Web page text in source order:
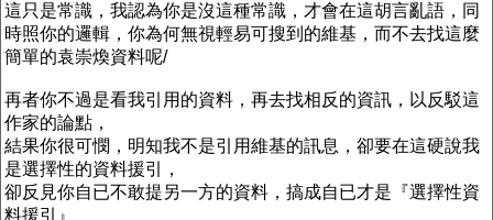
這只是常識，我認為你是沒這種常識，才會在這胡言亂語，同
時照你的邏輯，你為何無視輕易可搜到的維基，而不去找這麼
簡單的袁崇煥資料呢/
再者你不過是看我引用的資料，再去找相反的資訊，以反駁這
作家的論點，
結果你很可憫，明知我不是引用維基的訊息，卻要在這硬說我
是選擇性的資料援引，
卻反見你自已不敢提另一方的資料，搞成自已才是『選擇性資
料援引』